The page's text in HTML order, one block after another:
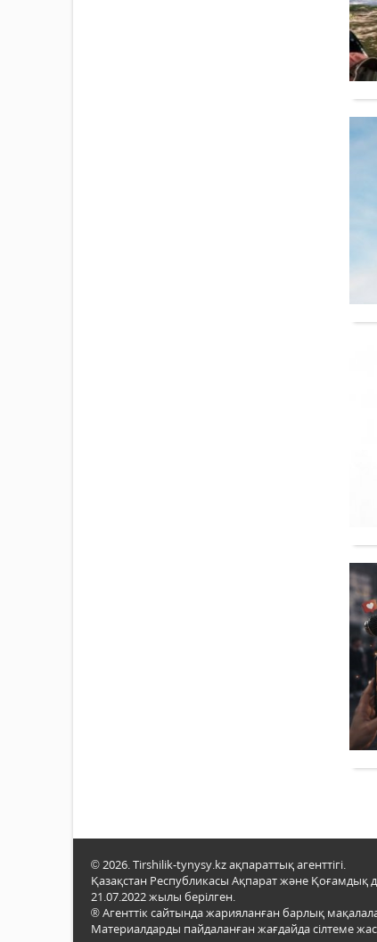
© 2026. Tirshilik-tynysy.kz ақпараттық агенттігі.
Қазақстан Республикасы Ақпарат және Қоғамдық
21.07.2022 жылы берілген.
® Агенттік сайтында жарияланған барлық
Материалдарды пайдаланған жағдайда сілтеме